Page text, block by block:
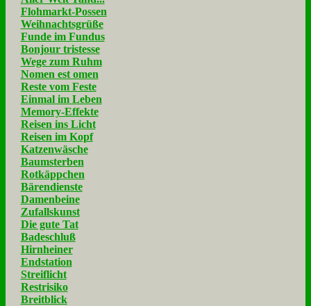
Flohmarkt-Possen
Weihnachtsgrüße
Funde im Fundus
Bonjour tristesse
Wege zum Ruhm
Nomen est omen
Reste vom Feste
Einmal im Leben
Memory-Effekte
Reisen ins Licht
Reisen im Kopf
Katzenwäsche
Baumsterben
Rotkäppchen
Bärendienste
Damenbeine
Zufallskunst
Die gute Tat
Badeschluß
Hirnheiner
Endstation
Streiflicht
Restrisiko
Breitblick